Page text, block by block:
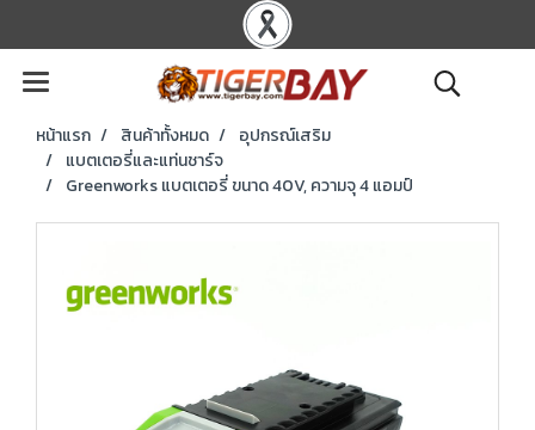
หน้าแรก สินค้าทั้งหมด
อุปกรณ์เสริม
แบตเตอรี่และแท่นชาร์จ
Greenworks แบตเตอรี่ ขนาด 40V, ความจุ 4 แอมป์